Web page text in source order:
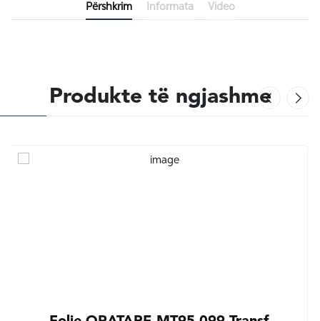
Përshkrim Informata Video
Produkte të ngjashme